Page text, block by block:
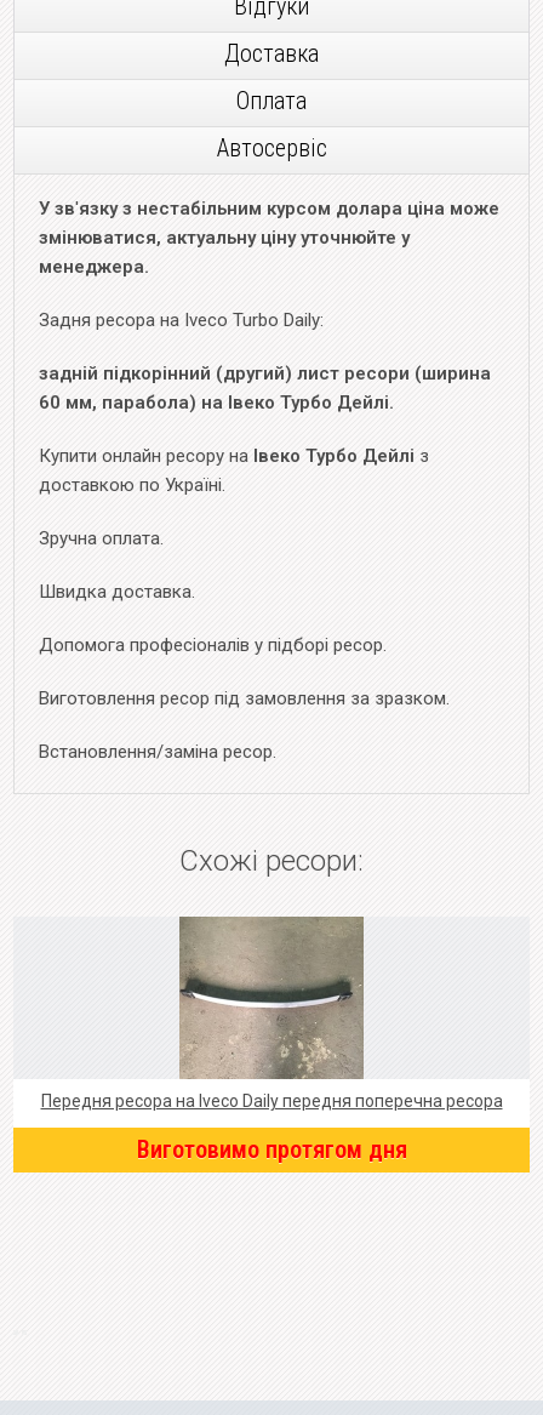
Відгуки
Доставка
Оплата
Автосервіс
У зв'язку з нестабільним курсом долара ціна може
змінюватися, актуальну ціну уточнюйте у
менеджера.
Задня ресора на Iveco Turbo Daily:
задній підкорінний (другий) лист ресори (ширина
60 мм, парабола) на Івеко Турбо Дейлі.
Купити онлайн ресору на Івеко Турбо Дейлі з
доставкою по Україні.
Зручна оплата.
Швидка доставка.
Допомога професіоналів у підборі ресор.
Виготовлення ресор під замовлення за зразком.
Встановлення/заміна ресор.
Схожі ресори:
Передня ресора на Iveco Daily передня поперечна ресора
Виготовимо протягом дня